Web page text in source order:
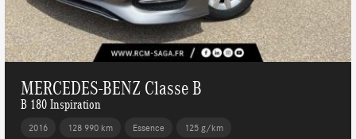
MERCEDES-BENZ Classe B
B 180 Inspiration
2016 128 990 km Essence 125 g/km